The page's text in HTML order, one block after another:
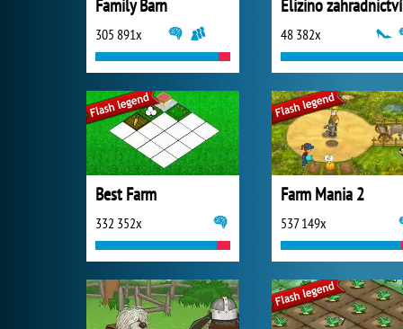
Family Barn
305 891x
Elizino zahradnictví
48 382x
Best Farm
332 352x
Farm Mania 2
537 149x